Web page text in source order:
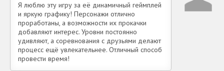
Я люблю эту игру за её динамичный геймплей
и яркую графику! Персонажи отлично
проработаны, а возможности их прокачки
добавляют интерес. Уровни постоянно
удивляют, а соревнования с друзьями делают
процесс ещё увлекательнее. Отличный способ
провести время!